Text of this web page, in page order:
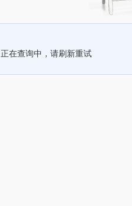
正在查询中，请刷新重试